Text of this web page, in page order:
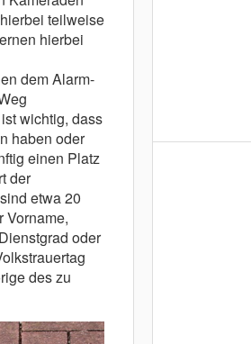
teilweise
hierbei
dem Alarm-
wichtig, dass
haben oder
einen Platz
der
etwa 20
Vorname,
oder
des zu